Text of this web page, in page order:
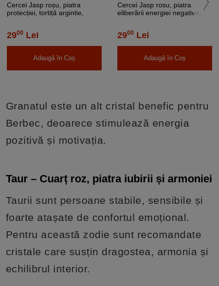
Cercei Jasp roșu, piatra
protecției, tortiță argintie,
2900 Lei
Adaugă în Coș
Cercei Jasp rosu, piatra
eliberării energiei negative,
2900 Lei
Adaugă în Coș
Granatul este un alt cristal benefic pentru
Berbec, deoarece stimulează energia
pozitivă și motivația.
Taur – Cuarț roz, piatra iubirii și armoniei
Taurii sunt persoane stabile, sensibile și
foarte atașate de confortul emoțional.
Pentru această zodie sunt recomandate
cristale care susțin dragostea, armonia și
echilibrul interior.